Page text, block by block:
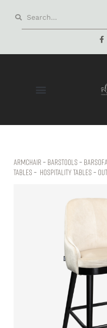
Armchair – Barstools –
Tables – hospitality tables –